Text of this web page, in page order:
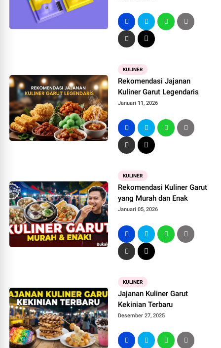
KULINER
Rekomendasi Jajanan
Kuliner Garut Legendaris
Januari 11, 2026
KULINER
Rekomendasi Kuliner Garut
yang Murah dan Enak
Januari 05, 2026
KULINER
Jajanan Kuliner Garut
Kekinian Terbaru
Desember 27, 2025